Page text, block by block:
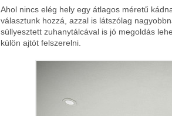
Ahol nincs elég hely egy átlagos méretű
választunk hozzá, azzal is látszólag
süllyesztett zuhanytálcával is jó megoldás
külön ajtót felszerelni.